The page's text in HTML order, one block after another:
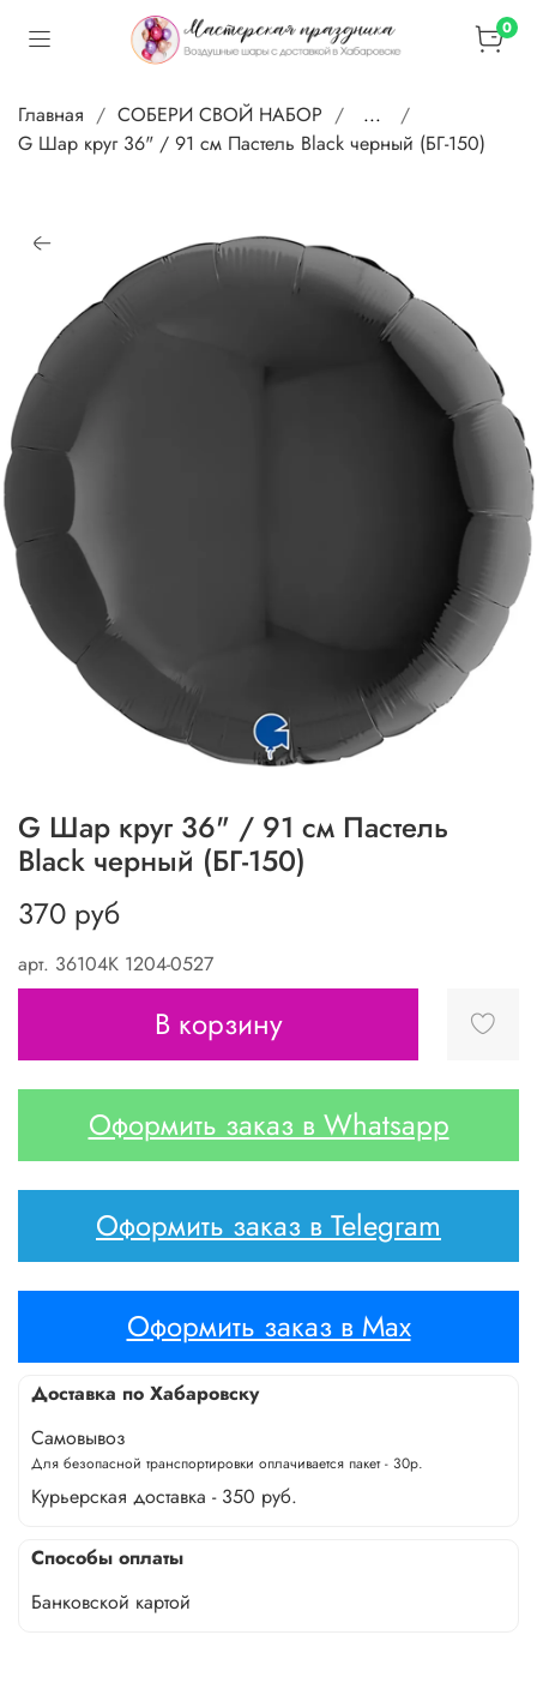
0
Главная СОБЕРИ СВОЙ НАБОР
...
G Шар круг 36" / 91 см Пастель Black черный (БГ-150)
арт. 36104K 1204-0527
G Шар круг 36" / 91 см Пастель
Black черный (БГ-150)
370 руб
В корзину
Оформить заказ в Whatsapp
Оформить заказ в Telegram
Оформить заказ в Max
Доставка по Хабаровску
Самовывоз
Для безопасной транспортировки оплачивается пакет - 30р.
Курьерская доставка - 350 руб.
Способы оплаты
Банковской картой